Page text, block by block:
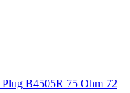
B4505R 75 Ohm 72